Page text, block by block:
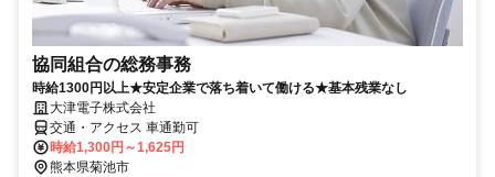
協同組合の総務事務
時給1300円以上★安定企業で落ち着いて働ける★基本残業なし
大津電子株式会社
交通・アクセス 車通勤可
時給1,300円～1,625円
熊本県菊池市